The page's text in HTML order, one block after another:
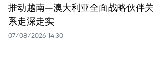
推动越南—澳大利亚全面战略伙伴关
系走深走实
07/08/2026 14:30